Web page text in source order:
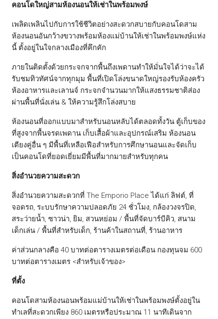
คอนโดใหญ่สามห้องนอนให้เช่าในพร้อมพงษ์
เพลิดเพลินไปกับการใช้ชีวิตอย่างสะดวกสบายกับคอนโดสาม
ห้องนอนอันกว้างขวางพร้อมห้องแม่บ้านให้เช่าในพร้อมพงษ์แห่ง
นี้ ตั้งอยู่ในใจกลางเมืองที่คึกคัก
ภายในติดตั้งด้วยกระจกจากพื้นถึงเพดานทำให้มั่นใจได้ว่าจะได้
รับชมทิวทัศน์จากทุกมุม พื้นที่เปิดโล่งขนาดใหญ่รองรับห้องครัว
ห้องอาหารและเลานจ์ กระจกจำนวนมากให้แสงธรรมชาติส่อง
ผ่านพื้นที่นั่งเล่น & ให้ความรู้สึกโล่งสบาย
ห้องนอนที่ออกแบบมาสำหรับนอนหลับได้ตลอดทั้งวัน ตู้เก็บของ
ที่สูงจากพื้นจรดเพดาน เก็บเสื้อผ้าและอุปกรณ์เสริม ห้องนอน
เตียงคู่อื่น ๆ มีพื้นที่เหลือเฟือสำหรับการศึกษานอนและจัดเก็บ
เป็นคอนโดที่ยอดเยี่ยมมีพื้นที่มากมายสำหรับทุกคน
สิ่งอำนวยความสะดวก
สิ่งอำนวยความสะดวกที่ The Emporio Place ได้แก่ ลิฟต์, ที่
จอดรถ, ระบบรักษาความปลอดภัย 24 ชั่วโมง, กล้องวงจรปิด,
สระว่ายน้ำ, ซาวน่า, ยิม, สวนหย่อม / พื้นที่จัดบาร์บีคิว, สนาม
เด็กเล่น / พื้นที่สำหรับเด็ก, ร้านค้าในสถานที่, ร้านอาหาร
ค่าส่วนกลางคือ 40 บาทต่อตารางเมตรต่อเดือน กองทุนจม 600
บาทต่อตารางเมตร <สำหรับเจ้าของ>
ที่ตั้ง
คอนโดสามห้องนอนพร้อมแม่บ้านให้เช่าในพร้อมพงษ์ตั้งอยู่ใน
ทำเลที่สะดวกเพียง 860 เมตรหรือประมาณ 11 นาทีเดินจาก